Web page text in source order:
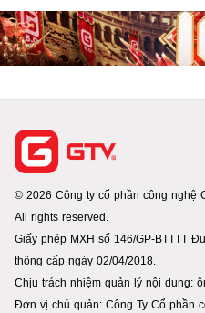
© 2026 Công ty cổ phần công nghệ
All rights reserved.
Giấy phép MXH số 146/GP-BTTTT
thông cấp ngày 02/04/2018.
Chịu trách nhiệm quản lý nội dung:
Đơn vị chủ quản: Công Ty Cổ phần